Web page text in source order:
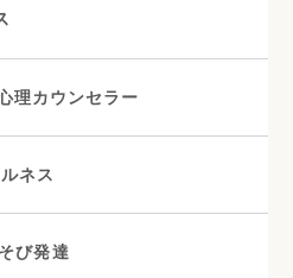
理カウンセラー
ネス
び発達